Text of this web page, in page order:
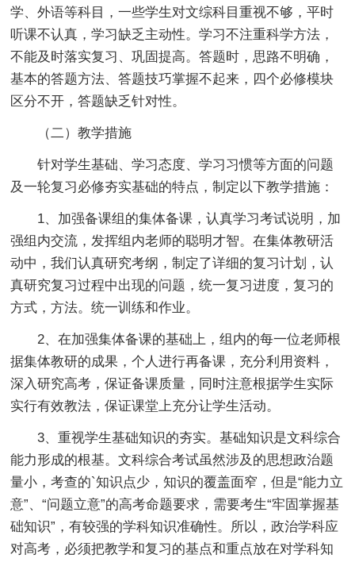
学、外语等科目，一些学生对文综科目重视不够，平时
听课不认真，学习缺乏主动性。学习不注重科学方法，
不能及时落实复习、巩固提高。答题时，思路不明确，
基本的答题方法、答题技巧掌握不起来，四个必修模块
区分不开，答题缺乏针对性。
（二）教学措施
针对学生基础、学习态度、学习习惯等方面的问题
及一轮复习必修夯实基础的特点，制定以下教学措施：
1、加强备课组的集体备课，认真学习考试说明，加
强组内交流，发挥组内老师的聪明才智。在集体教研活
动中，我们认真研究考纲，制定了详细的复习计划，认
真研究复习过程中出现的问题，统一复习进度，复习的
方式，方法。统一训练和作业。
2、在加强集体备课的基础上，组内的每一位老师根
据集体教研的成果，个人进行再备课，充分利用资料，
深入研究高考，保证备课质量，同时注意根据学生实际
实行有效教法，保证课堂上充分让学生活动。
3、重视学生基础知识的夯实。基础知识是文科综合
能力形成的根基。文科综合考试虽然涉及的思想政治题
量小，考查的`知识点少，知识的覆盖面窄，但是“能力立
意”、“问题立意”的高考命题要求，需要考生“牢固掌握基
础知识”，有较强的学科知识准确性。所以，政治学科应
对高考，必须把教学和复习的基点和重点放在对学科知